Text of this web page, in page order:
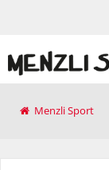
Menzli Sport